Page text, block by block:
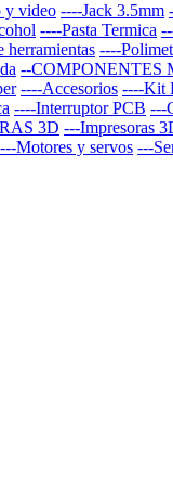
y video ----Jack 3.5mm
----Pasta Termica
herramientas ----
--COMPONENTES
----Accesorios ----Kit
----Interruptor PCB ---
3D ---Impresoras
---Motores y servos ---